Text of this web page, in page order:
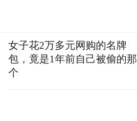
女子花2万多元网购的名牌
包，竟是1年前自己被偷的那
个